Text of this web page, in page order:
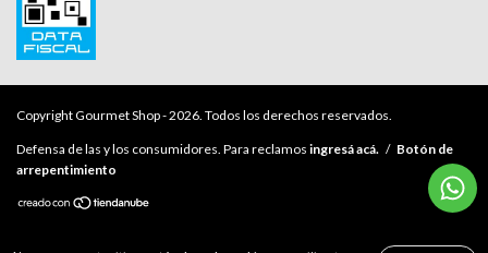
Copyright Gourmet Shop - 2026. Todos los derechos reservados.
Defensa de las y los consumidores. Para reclamos ingresá acá. / Botón de
arrepentimiento